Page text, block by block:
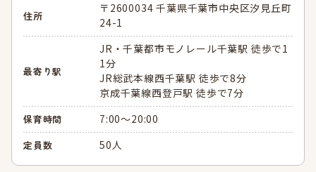
住所
〒2600034 千葉県千葉市中央区汐見丘町
24-1
最寄り駅
JR・千葉都市モノレール千葉駅 徒歩で1
1分
JR総武本線西千葉駅 徒歩で8分
京成千葉線西登戸駅 徒歩で7分
保育時間 7:00～20:00
定員数 50人